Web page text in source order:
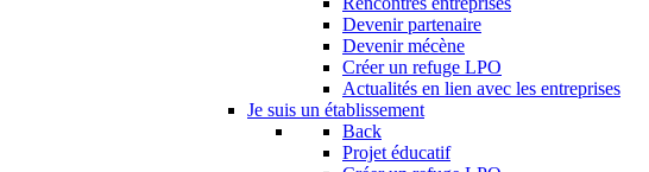
Devenir partenaire
Devenir mécène
Créer un refuge LPO
Actualités en lien avec les entreprises
Je suis un établissement
Back
Projet éducatif